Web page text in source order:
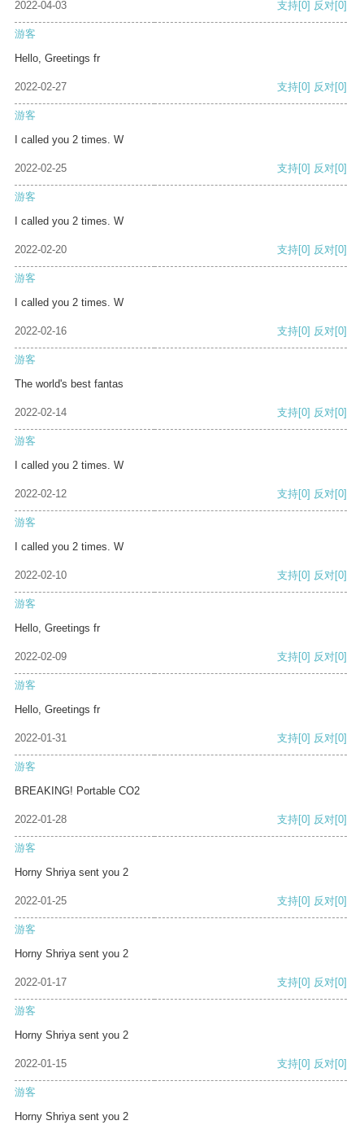
2022-04-03 支持[0] 反对[0]
游客
Hello, Greetings fr
2022-02-27 支持[0] 反对[0]
游客
I called you 2 times. W
2022-02-25 支持[0] 反对[0]
游客
I called you 2 times. W
2022-02-20 支持[0] 反对[0]
游客
I called you 2 times. W
2022-02-16 支持[0] 反对[0]
游客
The world's best fantas
2022-02-14 支持[0] 反对[0]
游客
I called you 2 times. W
2022-02-12 支持[0] 反对[0]
游客
I called you 2 times. W
2022-02-10 支持[0] 反对[0]
游客
Hello, Greetings fr
2022-02-09 支持[0] 反对[0]
游客
Hello, Greetings fr
2022-01-31 支持[0] 反对[0]
游客
BREAKING! Portable CO2
2022-01-28 支持[0] 反对[0]
游客
Horny Shriya sent you 2
2022-01-25 支持[0] 反对[0]
游客
Horny Shriya sent you 2
2022-01-17 支持[0] 反对[0]
游客
Horny Shriya sent you 2
2022-01-15 支持[0] 反对[0]
游客
Horny Shriya sent you 2